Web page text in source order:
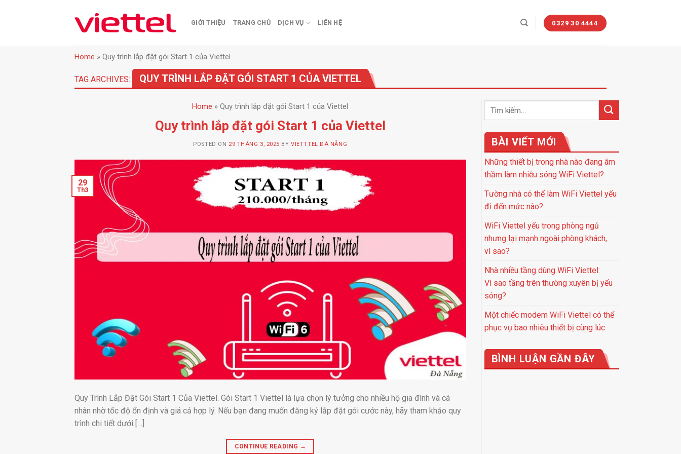
GIỚI THIỆU TRANG CHỦ DỊCH VỤ LIÊN HỆ 0329 30 4444
Home » Quy trình lắp đặt gói Start 1 của Viettel
TAG ARCHIVES: QUY TRÌNH LẮP ĐẶT GÓI START 1 CỦA VIETTEL
Home »Quy trình lắp đặt gói Start 1 của Viettel
Quy trình lắp đặt gói Start 1 của Viettel
POSTED ON 29 THÁNG 3, 2025 BYVIETTTEL ĐÀ NẴNG
29
Th3
Quy Trình Lắp Đặt Gói Start 1 Của Viettel. Gói Start 1 Viettel là lựa chọn lý tưởng cho nhiều hộ gia đình và cá
nhân nhờ tốc độ ổn định và giá cả hợp lý. Nếu bạn đang muốn đăng ký lắp đặt gói cước này, hãy tham khảo quy
trình chi tiết dưới […]
CONTINUE READING →
BÀI VIẾT MỚI
Những thiết bị trong nhà nào đang âm
thầm làm nhiễu sóng WiFi Viettel?
Tường nhà có thể làm WiFi Viettel yếu
đi đến mức nào?
WiFi Viettel yếu trong phòng ngủ
nhưng lại mạnh ngoài phòng khách,
vì sao?
Nhà nhiều tầng dùng WiFi Viettel:
Vì sao tầng trên thường xuyên bị yếu
sóng?
Một chiếc modem WiFi Viettel có thể
phục vụ bao nhiêu thiết bị cùng lúc
BÌNH LUẬN GẦN ĐÂY